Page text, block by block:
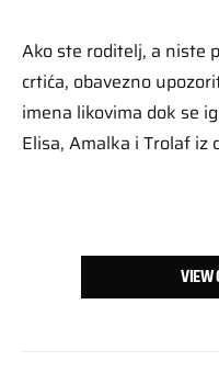
Ako ste roditelj, a niste
crtića, obavezno
imena likovima dok se
Elisa, Amalka i Trolaf iz
VIEW